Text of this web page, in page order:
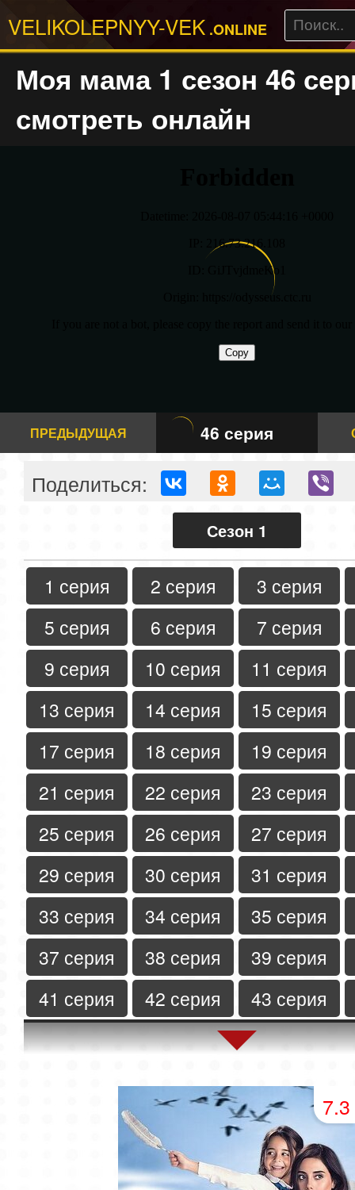
VELIKOLEPNYY-VEK .ONLINE
Моя мама 1 сезон 46
смотреть онлайн
ПРЕДЫДУЩАЯ 46 серия
Поделиться:
Сезон 1
1 серия 2 серия
3 серия
5 серия
6 серия
7 серия
9 серия
10 серия
11 серия
13 серия
14 серия
15 серия
17 серия
18 серия
19 серия
21 серия
22 серия
23 серия
25 серия
26 серия
27 серия
29 серия
30 серия
31 серия
33 серия
34 серия
35 серия
37 серия
38 серия
39 серия
41 серия
42 серия
43 серия
45 серия
46 серия
47 серия
50 серия
51 серия
54 серия
55 серия
58 серия
59 серия
7.3